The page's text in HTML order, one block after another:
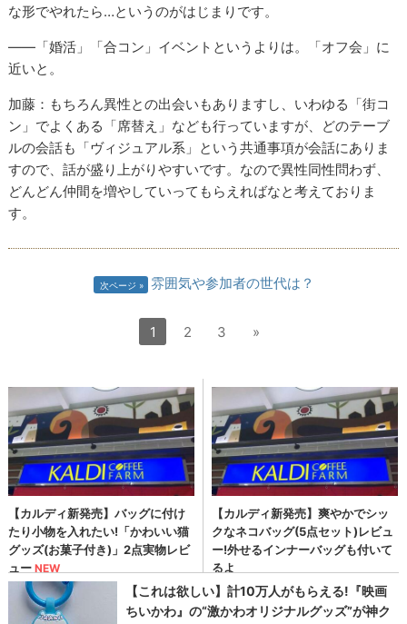
な形でやれたら…というのがはじまりです。
――「婚活」「合コン」イベントというよりは。「オフ会」に
近いと。
加藤：もちろん異性との出会いもありますし、いわゆる「街コ
ン」でよくある「席替え」なども行っていますが、どのテーブ
ルの会話も「ヴィジュアル系」という共通事項が会話にありま
すので、話が盛り上がりやすいです。なので異性同性問わず、
どんどん仲間を増やしていってもらえればなと考えておりま
す。
次ページ 雰囲気や参加者の世代は？
1 2 3 »